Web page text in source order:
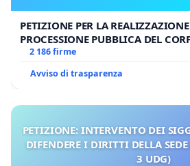
PETIZIONE PER LA
PROCESSIONE PUBBLICA DEL
MILANO
2 186 firme
Avviso di trasparenza
PETIZIONE: INTERVENTO DEI
DIFENDERE I DIRITTI DELLA
3 UDG)